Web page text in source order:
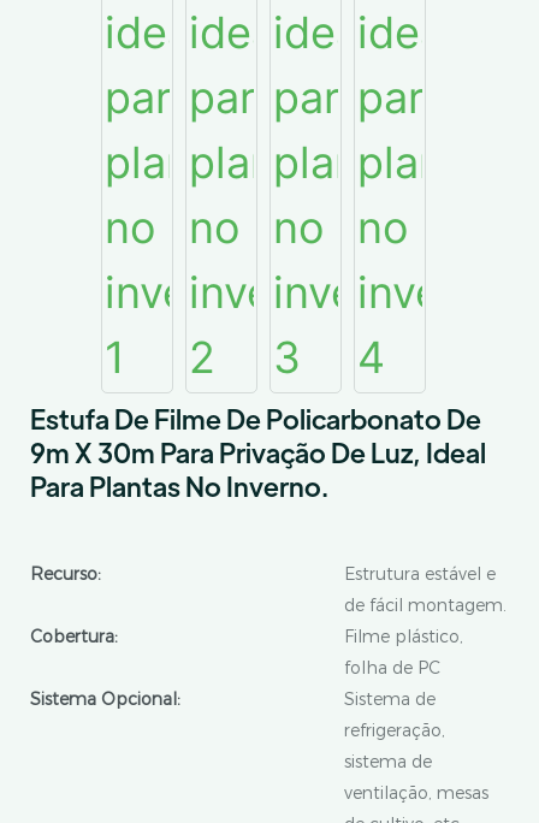
Estufa De Filme De Policarbonato De
9m X 30m Para Privação De Luz, Ideal
Para Plantas No Inverno.
Recurso:
Estrutura estável e
de fácil montagem.
Cobertura:
Filme plástico,
folha de PC
Sistema Opcional:
Sistema de
refrigeração,
sistema de
ventilação, mesas